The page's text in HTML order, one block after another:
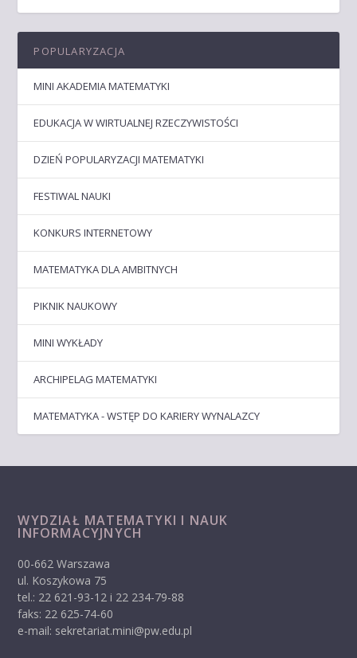
POPULARYZACJA
MINI AKADEMIA MATEMATYKI
EDUKACJA W WIRTUALNEJ RZECZYWISTOŚCI
DZIEŃ POPULARYZACJI MATEMATYKI
FESTIWAL NAUKI
KONKURS INTERNETOWY
MATEMATYKA DLA AMBITNYCH
PIKNIK NAUKOWY
MINI WYKŁADY
ARCHIPELAG MATEMATYKI
MATEMATYKA - WSTĘP DO KARIERY WYNALAZCY
WYDZIAŁ MATEMATYKI I NAUK
INFORMACYJNYCH
00-662 Warszawa
ul. Koszykowa 75
tel.: 22 621-93-12 i 22 234-79-88
faks: 22 625-74-60
e-mail: sekretariat.mini@pw.edu.pl